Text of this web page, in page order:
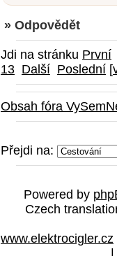
» Odpovědět
Jdi na stránku První
13 Další Poslední [
Obsah fóra
Přejdi na:
Powered by
Czech
www.elektrocigler.cz
|